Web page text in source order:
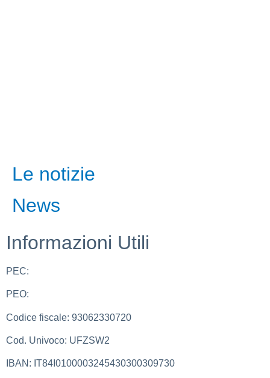
Le notizie
News
Informazioni Utili
PEC:
PEO:
Codice fiscale: 93062330720
Cod. Univoco: UFZSW2
IBAN: IT84I0100003245430300309730